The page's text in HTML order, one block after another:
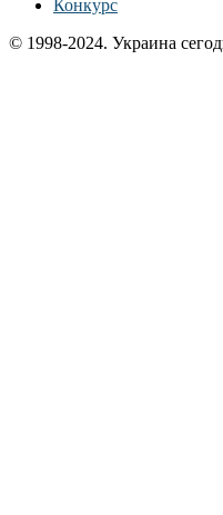
Конкурс
© 1998-2024. Украина